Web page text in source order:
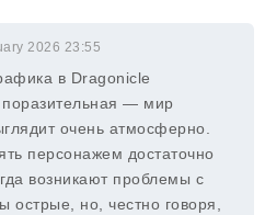
2026 23:55
в Dragonicle
поразительная — мир
очень атмосферно.
персонажем достаточно
возникают проблемы с
острые, но, честно говоря,